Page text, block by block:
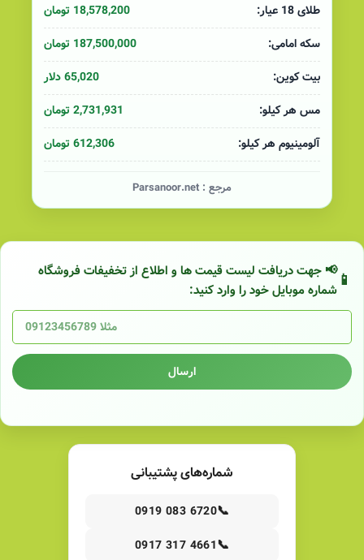
طلای 18 عیار:
18,578,200 تومان
سکه امامی:
187,500,000 تومان
بیت کوین:
65,020 دلار
مس هر کیلو:
2,731,931 تومان
آلومینیوم هر کیلو:
612,306 تومان
مرجع : Parsanoor.net
📢 جهت دریافت لیست قیمت ها و اطلاع از تخفیفات فروشگاه
شماره موبایل خود را وارد کنید:
ارسال
شماره‌های پشتیبانی
📞
0919 083 6720
📞
0917 317 4661